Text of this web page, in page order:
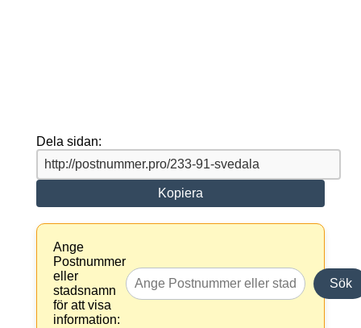
Dela sidan:
Kopiera
Ange
Postnummer
eller
stadsnamn
för att visa
information:
Sök